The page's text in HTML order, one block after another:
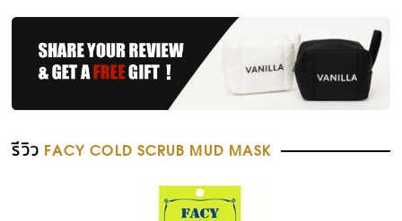
รีวิว FACY COLD SCRUB MUD MASK